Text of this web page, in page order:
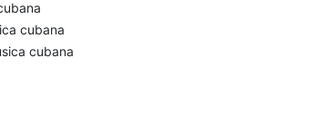
cubana
cubana